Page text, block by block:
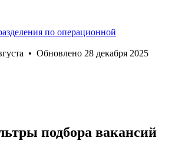
по операционной
• Обновлено 28 декабря 2025
подбора вакансий